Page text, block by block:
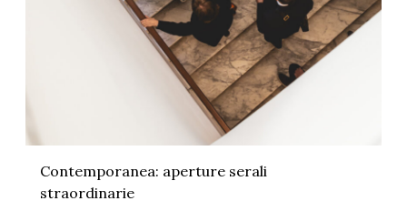
Contemporanea: aperture serali
straordinarie